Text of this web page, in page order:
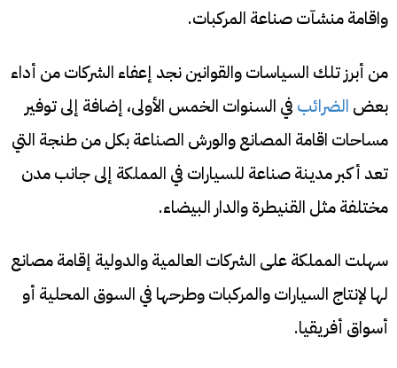
واقامة منشآت صناعة المركبات.
من أبرز تلك السياسات والقوانين نجد إعفاء الشركات من أداء
بعض الضرائب في السنوات الخمس الأولى، إضافة إلى توفير
مساحات اقامة المصانع والورش الصناعة بكل من طنجة التي
تعد أكبر مدينة صناعة للسيارات في المملكة إلى جانب مدن
مختلفة مثل القنيطرة والدار البيضاء.
سهلت المملكة على الشركات العالمية والدولية إقامة مصانع
لها لإنتاج السيارات والمركبات وطرحها في السوق المحلية أو
أسواق أفريقيا.